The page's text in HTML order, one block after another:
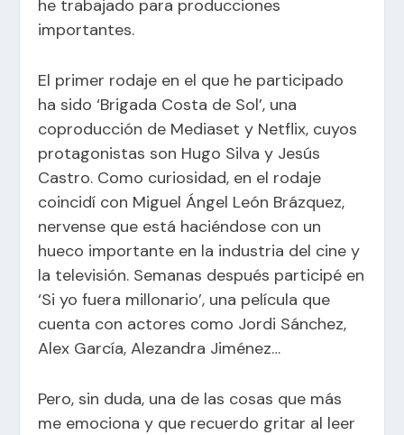
he trabajado para producciones
importantes.
El primer rodaje en el que he participado
ha sido ‘Brigada Costa de Sol’, una
coproducción de Mediaset y Netflix, cuyos
protagonistas son Hugo Silva y Jesús
Castro. Como curiosidad, en el rodaje
coincidí con Miguel Ángel León Brázquez,
nervense que está haciéndose con un
hueco importante en la industria del cine y
la televisión. Semanas después participé en
‘Si yo fuera millonario’, una película que
cuenta con actores como Jordi Sánchez,
Alex García, Alezandra Jiménez…
Pero, sin duda, una de las cosas que más
me emociona y que recuerdo gritar al leer